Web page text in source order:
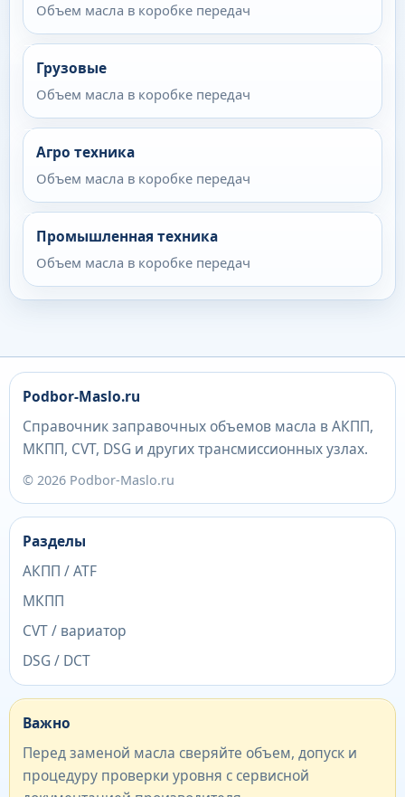
Объем масла в коробке передач
Грузовые
Объем масла в коробке передач
Агро техника
Объем масла в коробке передач
Промышленная техника
Объем масла в коробке передач
Podbor-Maslo.ru
Справочник заправочных объемов масла в АКПП,
МКПП, CVT, DSG и других трансмиссионных узлах.
© 2026 Podbor-Maslo.ru
Разделы
АКПП / ATF
МКПП
CVT / вариатор
DSG / DCT
Важно
Перед заменой масла сверяйте объем, допуск и
процедуру проверки уровня с сервисной